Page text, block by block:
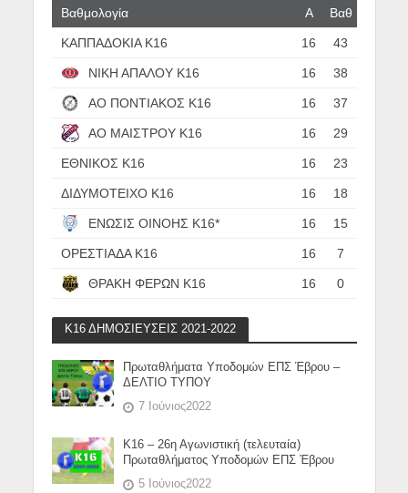
Βαθμολογία Α Βαθ
ΚΑΠΠΑΔΟΚΙΑ Κ16 16 43
ΝΙΚΗ ΑΠΑΛΟΥ Κ16 16 38
ΑΟ ΠΟΝΤΙΑΚΟΣ Κ16 16 37
ΑΟ ΜΑΙΣΤΡΟΥ Κ16 16 29
ΕΘΝΙΚΟΣ Κ16 16 23
ΔΙΔΥΜΟΤΕΙΧΟ Κ16 16 18
ΕΝΩΣΙΣ ΟΙΝΟΗΣ Κ16* 16 15
ΟΡΕΣΤΙΑΔΑ Κ16 16 7
ΘΡΑΚΗ ΦΕΡΩΝ Κ16 16 0
Κ16 ΔΗΜΟΣΙΕΥΣΕΙΣ 2021-2022
Πρωταθλήματα Υποδομών ΕΠΣ Έβρου –
ΔΕΛΤΙΟ ΤΥΠΟΥ
7 Ιούνιος2022
Κ16 – 26η Αγωνιστική (τελευταία)
Πρωταθλήματος Υποδομών ΕΠΣ Έβρου
5 Ιούνιος2022